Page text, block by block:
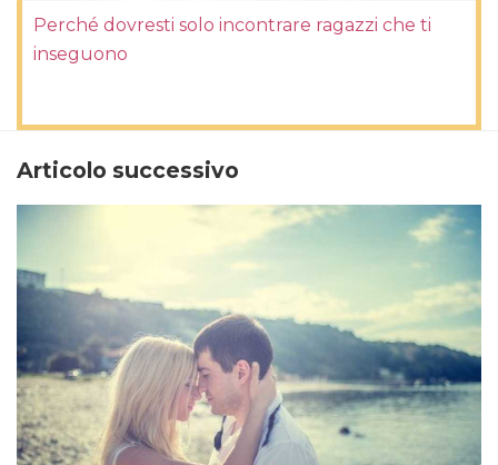
Perché dovresti solo incontrare ragazzi che ti
inseguono
Articolo successivo